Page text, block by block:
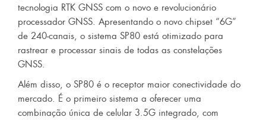
tecnologia RTK GNSS com o novo e revolucionário
processador GNSS. Apresentando o novo chipset “6G”
de 240-canais, o sistema SP80 está otimizado para
rastrear e processar sinais de todas as constelações
GNSS.
Além disso, o SP80 é o receptor maior conectividade do
mercado. É o primeiro sistema a oferecer uma
combinação única de celular 3.5G integrado, com